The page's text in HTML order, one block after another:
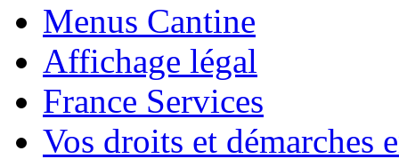
Menus Cantine
Affichage légal
France Services
Vos droits et démarches